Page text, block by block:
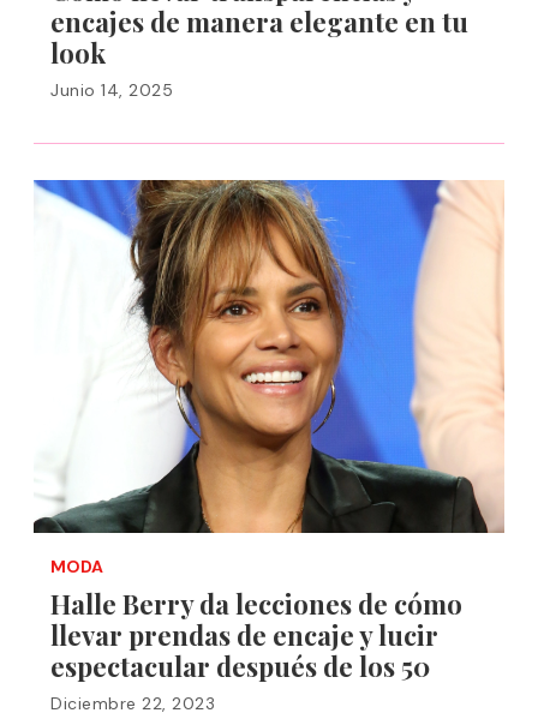
encajes de manera elegante en tu
look
Junio 14, 2025
MODA
Halle Berry da lecciones de cómo
llevar prendas de encaje y lucir
espectacular después de los 50
Diciembre 22, 2023